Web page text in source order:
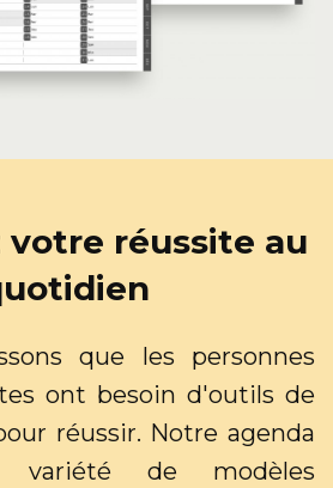
votre réussite au
que les personnes
ont besoin d'outils de
réussir. Notre agenda
variété de modèles